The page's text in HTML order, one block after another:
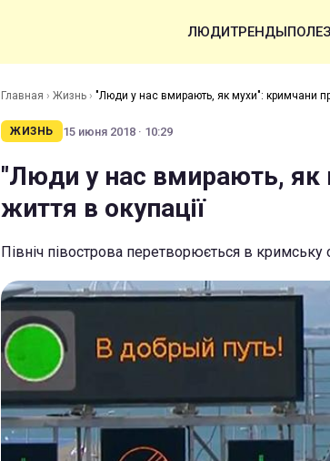
ЛЮДИТРЕНДЫ
Главная › Жизнь › "Люди у нас вмирають, як мухи": кримчани
ЖИЗНЬ 15 июня 2018 · 10:29
"Люди у нас вмирають, як
життя в окупації
Північ півострова перетворюється в